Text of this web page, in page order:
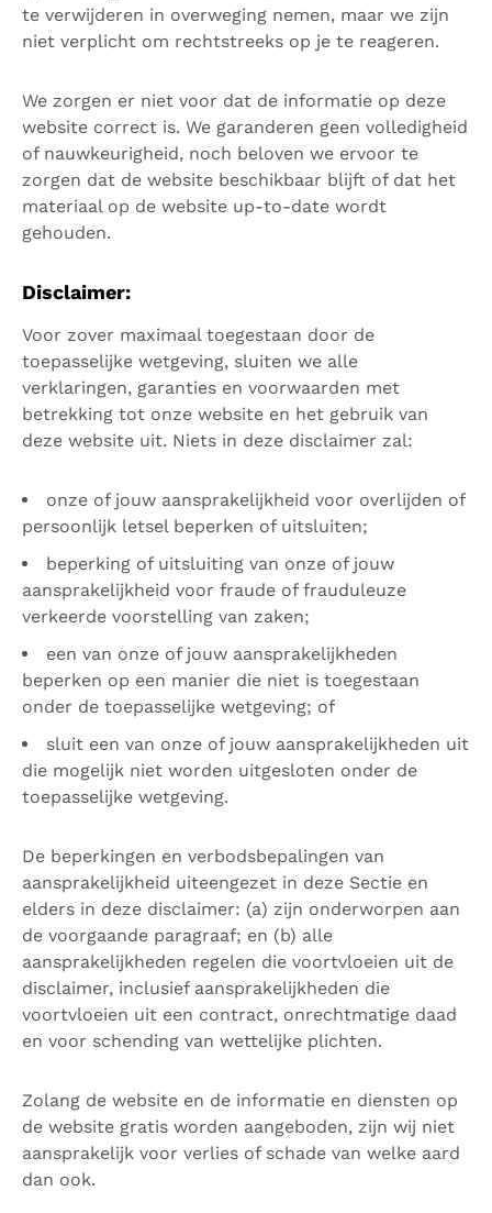
te verwijderen in overweging nemen, maar we zijn
niet verplicht om rechtstreeks op je te reageren.
We zorgen er niet voor dat de informatie op deze
website correct is. We garanderen geen volledigheid
of nauwkeurigheid, noch beloven we ervoor te
zorgen dat de website beschikbaar blijft of dat het
materiaal op de website up-to-date wordt
gehouden.
Disclaimer:
Voor zover maximaal toegestaan ​​door de
toepasselijke wetgeving, sluiten we alle
verklaringen, garanties en voorwaarden met
betrekking tot onze website en het gebruik van
deze website uit. Niets in deze disclaimer zal:
onze of jouw aansprakelijkheid voor overlijden of
persoonlijk letsel beperken of uitsluiten;
beperking of uitsluiting van onze of jouw
aansprakelijkheid voor fraude of frauduleuze
verkeerde voorstelling van zaken;
een van onze of jouw aansprakelijkheden
beperken op een manier die niet is toegestaan ​​
onder de toepasselijke wetgeving; of
sluit een van onze of jouw aansprakelijkheden uit
die mogelijk niet worden uitgesloten onder de
toepasselijke wetgeving.
De beperkingen en verbodsbepalingen van
aansprakelijkheid uiteengezet in deze Sectie en
elders in deze disclaimer: (a) zijn onderworpen aan
de voorgaande paragraaf; en (b) alle
aansprakelijkheden regelen die voortvloeien uit de
disclaimer, inclusief aansprakelijkheden die
voortvloeien uit een contract, onrechtmatige daad
en voor schending van wettelijke plichten.
Zolang de website en de informatie en diensten op
de website gratis worden aangeboden, zijn wij niet
aansprakelijk voor verlies of schade van welke aard
dan ook.